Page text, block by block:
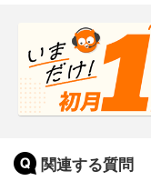
関連する質問